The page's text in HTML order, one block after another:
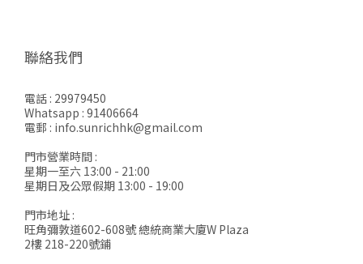
聯絡我們
電話 : 29979450
Whatsapp : 91406664
電郵 : info.sunrichhk@gmail.com
門市營業時間 :
星期一至六 13:00 - 21:00
星期日及公眾假期 13:00 - 19:00
門市地址 :
旺角彌敦道602-608號 總統商業大廈W Plaza
2樓 218-220號鋪